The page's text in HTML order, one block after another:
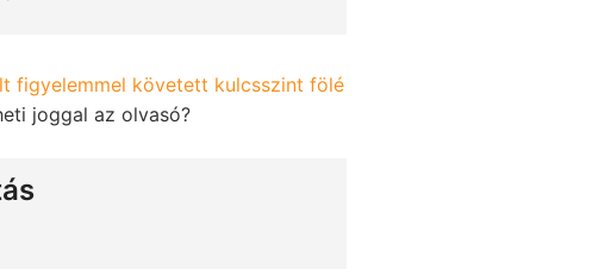
figyelemmel követett kulcsszint fölé
joggal az olvasó?